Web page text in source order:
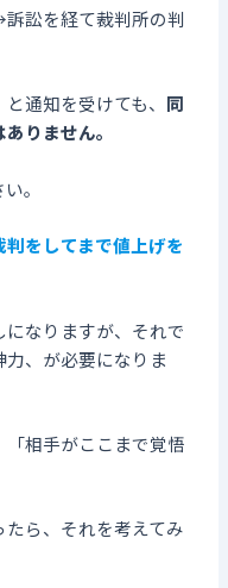
訟を経て裁判所の判
通知を受けても、 同
りません。
。
判をしてまで値上げを
なりますが、それで
、が必要になりま
相手がここまで覚悟
ら、それを考えてみ